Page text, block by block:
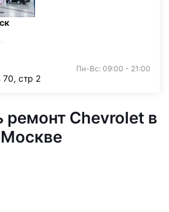
Пн-Вс: 09:00 - 21:00
стр 2
ремонт Chevrolet в
Москве